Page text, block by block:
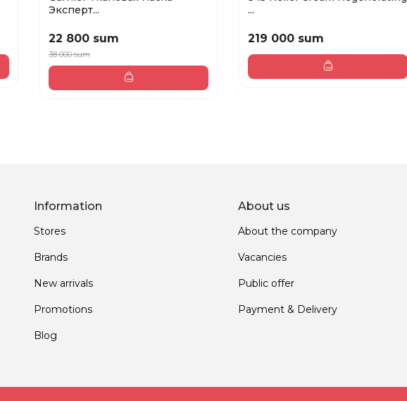
Эксперт...
22 800 sum
38 000 sum
...
219 000 sum
Information
Stores
Brands
New arrivals
Promotions
Blog
About us
About the company
Vacancies
Public offer
Payment & Delivery